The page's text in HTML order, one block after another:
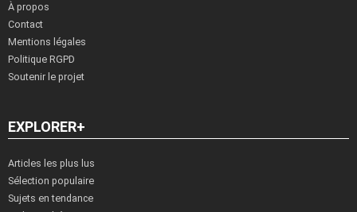
À propos
Contact
Mentions légales
Politique RGPD
Soutenir le projet
EXPLORER+
Articles les plus lus
Sélection populaire
Sujets en tendance